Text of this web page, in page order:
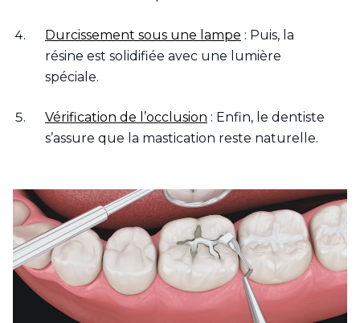
Durcissement sous une lampe : Puis, la
résine est solidifiée avec une lumière
spéciale.
Vérification de l’occlusion : Enfin, le dentiste
s’assure que la mastication reste naturelle.